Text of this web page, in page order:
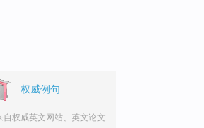
权威例句
自权威英文网站、英文论文